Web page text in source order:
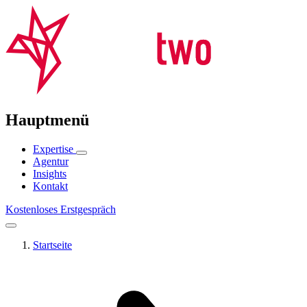
Hauptmenü
Expertise
Agentur
Insights
Kontakt
Kostenloses Erstgespräch
Startseite